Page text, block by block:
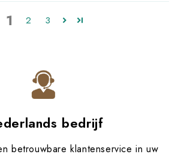
1 2 3
bedrijf
betrouwbare klantenservice in uw